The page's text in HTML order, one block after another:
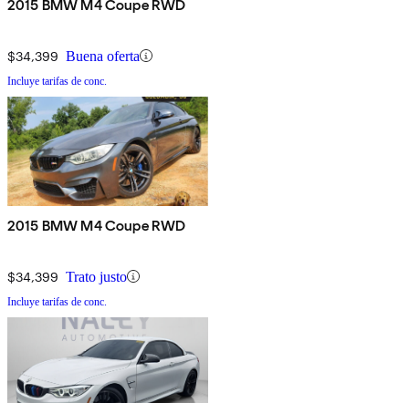
2015 BMW M4 Coupe RWD
$34,399 Buena oferta
Incluye tarifas de conc.
2015 BMW M4 Coupe RWD
$34,399 Trato justo
Incluye tarifas de conc.